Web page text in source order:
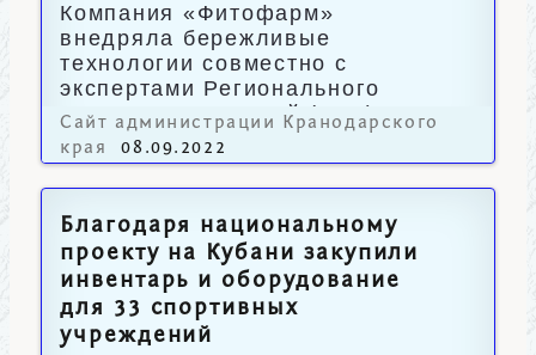
Компания «Фитофарм»
внедряла бережливые
технологии совместно с
экспертами Регионального
центра компетенций (РЦК).
Сайт администрации Кранодарского
края
08.09.2022
Благодаря национальному
проекту на Кубани закупили
инвентарь и оборудование
для 33 спортивных
учреждений